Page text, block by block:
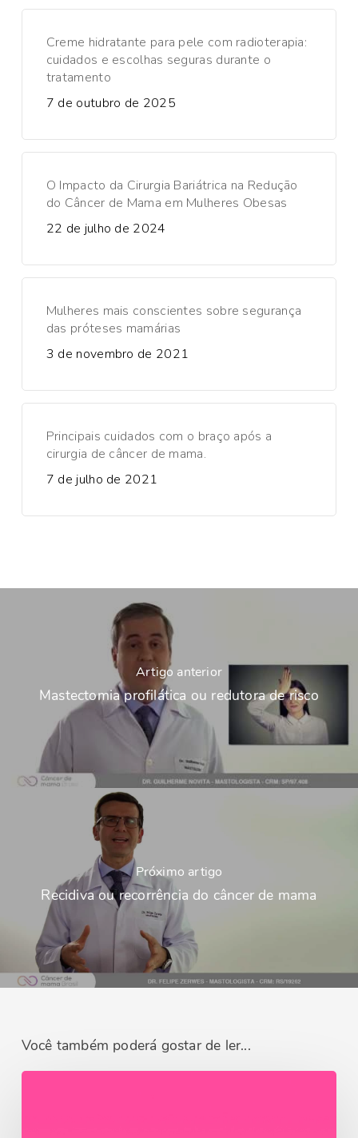
Creme hidratante para pele com radioterapia:
cuidados e escolhas seguras durante o
tratamento
7 de outubro de 2025
O Impacto da Cirurgia Bariátrica na Redução
do Câncer de Mama em Mulheres Obesas
22 de julho de 2024
Mulheres mais conscientes sobre segurança
das próteses mamárias
3 de novembro de 2021
Principais cuidados com o braço após a
cirurgia de câncer de mama.
7 de julho de 2021
Artigo anterior
Mastectomia profilática ou redutora de risco
Próximo artigo
Recidiva ou recorrência do câncer de mama
Você também poderá gostar de ler...